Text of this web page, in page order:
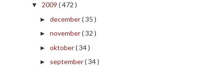
▼ 2009 ( 472 )
► december( 35 )
► november( 32 )
► oktober( 34 )
► september( 34 )